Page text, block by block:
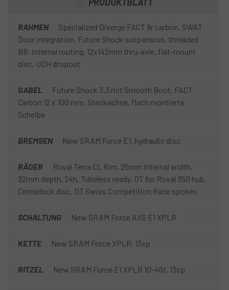
RAHMEN
Specialized Diverge FACT 9r carbon, SWAT
Door integration, Future Shock suspension, threaded
BB, internal routing, 12x142mm thru-axle, flat-mount
disc, UDH dropout
GABEL
Future Shock 3.3 mit Smooth Boot, FACT
Carbon 12 x 100 mm, Steckachse, flach montierte
Scheibe
BREMSEN New SRAM Force E1, hydraulic disc
RÄDER
Roval Terra CL Rim, 25mm internal width,
32mm depth, 24h, Tubeless ready, DT for Roval 350 hub,
Centerlock disc, DT Swiss Competition Race spokes
SCHALTUNG New SRAM Force AXS E1 XPLR
KETTE New SRAM Force XPLR, 13sp
RITZEL New SRAM Force E1 XPLR 10-46t, 13sp